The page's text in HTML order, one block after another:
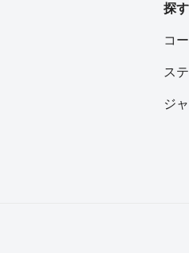
探す
コ
ス
ジ